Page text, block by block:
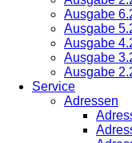
Ausgabe
Ausgabe
Ausgabe
Ausgabe
Ausgabe
Service
Adressen